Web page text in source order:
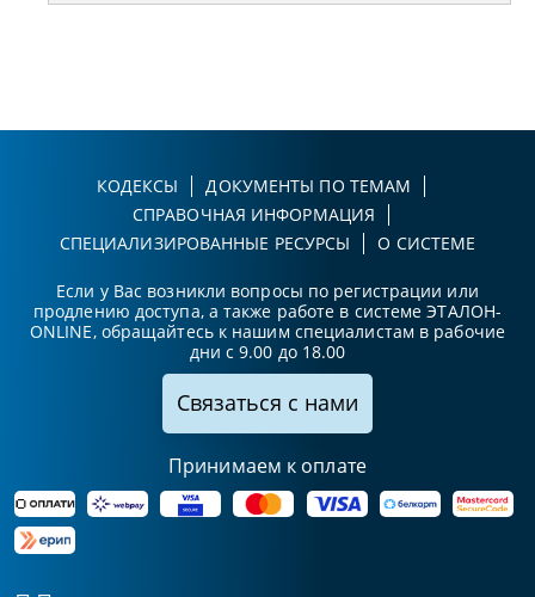
КОДЕКСЫ
ДОКУМЕНТЫ ПО ТЕМАМ
СПРАВОЧНАЯ ИНФОРМАЦИЯ
СПЕЦИАЛИЗИРОВАННЫЕ РЕСУРСЫ
О СИСТЕМЕ
Если у Вас возникли вопросы по регистрации или
продлению доступа, а также работе в системе ЭТАЛОН-
ONLINE, обращайтесь к нашим специалистам в рабочие
дни с 9.00 до 18.00
Связаться с нами
Принимаем к оплате